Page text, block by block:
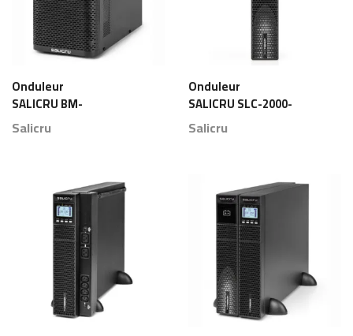
Onduleur
SALICRU BM-
TWIN PRO2/RT2-6-
2/2 Maroc
Salicru
Onduleur
SALICRU SLC-2000-
TWIN RT2 Maroc
Salicru